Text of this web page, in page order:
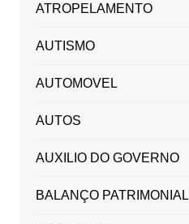
ATROPELAMENTO
AUTISMO
AUTOMOVEL
AUTOS
AUXILIO DO GOVERNO
BALANÇO PATRIMONIAL